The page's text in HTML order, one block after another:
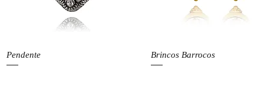
Visualização rápida
Pendente Visualização rápida
Brincos Barrocos